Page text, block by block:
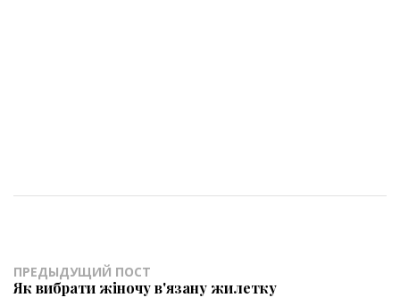
ПРЕДЫДУЩИЙ ПОСТ
Як вибрати жіночу в'язану жилетку